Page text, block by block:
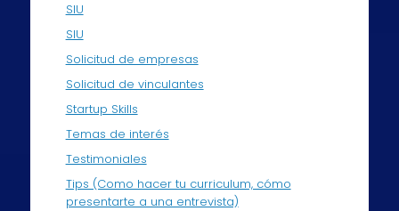
SIU
SIU
Solicitud de empresas
Solicitud de vinculantes
Startup Skills
Temas de interés
Testimoniales
Tips (Como hacer tu curriculum, cómo
presentarte a una entrevista)